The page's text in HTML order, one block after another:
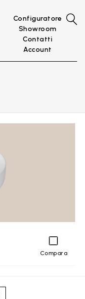
Configuratore
Showroom
Contatti
Account
Compara